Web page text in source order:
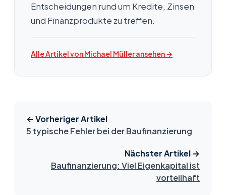
Entscheidungen rund um Kredite, Zinsen
und Finanzprodukte zu treffen.
Alle Artikel von Michael Müller ansehen →
← Vorheriger Artikel
5 typische Fehler bei der Baufinanzierung
Nächster Artikel →
Baufinanzierung: Viel Eigenkapital ist
vorteilhaft